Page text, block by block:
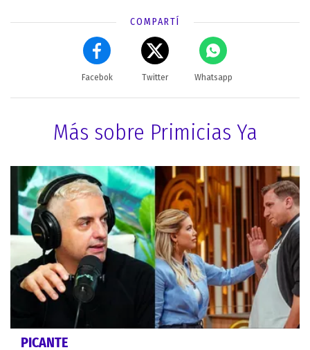
COMPARTÍ
Facebok Twitter Whatsapp
Más sobre Primicias Ya
PICANTE